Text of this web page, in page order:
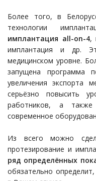
Более того, в
технологии
имплантация all-on-4,
имплантация и др.
медицинском уровне.
запущена программа
увеличения экспорта
серьёзно повысить
работников, а
современное
Из всего можно
протезирование и
ряд определённых
обязательно